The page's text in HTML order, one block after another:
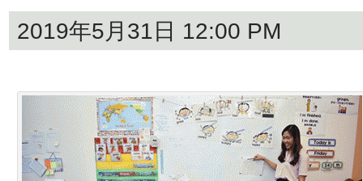
2019年5月31日 12:00 PM